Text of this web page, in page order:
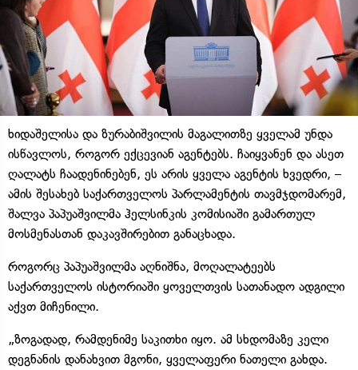
ხიდაშელისა და ზურაბიშვილის მაგალითზე ყველამ უნდა
ისწავლოს, როგორ ექცევიან აგენტებს. ჩაიყვანენ და ასეთ
ღალატს ჩაადენინებენ, ეს არის ყველა აგენტის ხვედრი, –
ამის შესახებ საქართველოს პარლამენტის თავმჯდომარემ,
შალვა პაპუაშვილმა ჰელსინკის კომისიაში გამართულ
მოსმენასთან დაკავშირებით განაცხადა.
როგორც პაპუაშვილმა აღნიშნა, მოღალატეებს
საქართველოს ისტორიაში ყოველთვის სათანადო ადგილი
აქვთ მიჩენილი.
„ზოგადად, რამდენიმე საკითხი იყო. ამ სხდომაზე კელი
დეგნანის დანახვით მგონი, ყველაფერი ნათელი გახდა.